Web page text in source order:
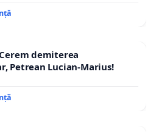
demiterea
Petrean Lucian-Marius!